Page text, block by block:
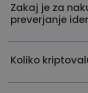
Zakaj je za
preverjanje
Koliko